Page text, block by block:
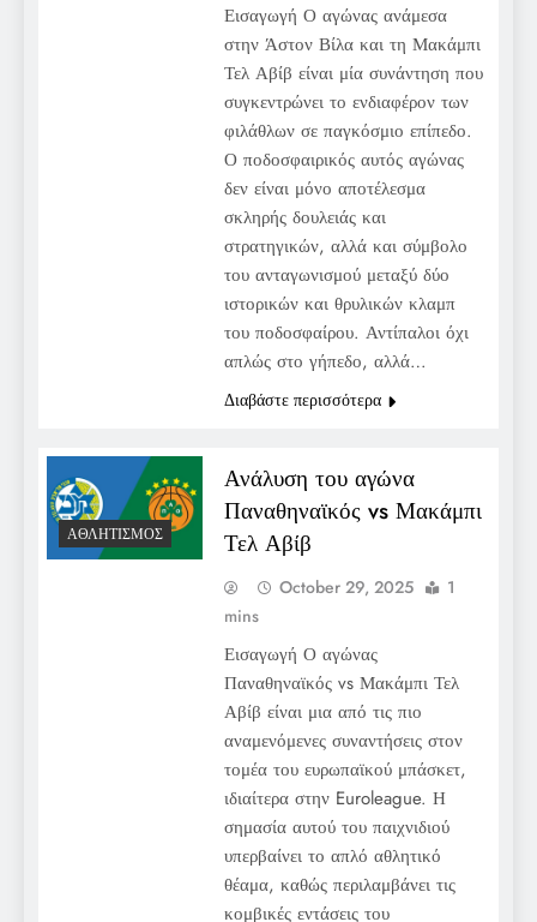
Εισαγωγή Ο αγώνας ανάμεσα
στην Άστον Βίλα και τη Μακάμπι
Τελ Αβίβ είναι μία συνάντηση που
συγκεντρώνει το ενδιαφέρον των
φιλάθλων σε παγκόσμιο επίπεδο.
Ο ποδοσφαιρικός αυτός αγώνας
δεν είναι μόνο αποτέλεσμα
σκληρής δουλειάς και
στρατηγικών, αλλά και σύμβολο
του ανταγωνισμού μεταξύ δύο
ιστορικών και θρυλικών κλαμπ
του ποδοσφαίρου. Αντίπαλοι όχι
απλώς στο γήπεδο, αλλά…
Διαβάστε περισσότερα
ΑΘΛΗΤΙΣΜΌΣ
Ανάλυση του αγώνα
Παναθηναϊκός vs Μακάμπι
Τελ Αβίβ
October 29, 2025
1
mins
Εισαγωγή Ο αγώνας
Παναθηναϊκός vs Μακάμπι Τελ
Αβίβ είναι μια από τις πιο
αναμενόμενες συναντήσεις στον
τομέα του ευρωπαϊκού μπάσκετ,
ιδιαίτερα στην Euroleague. Η
σημασία αυτού του παιχνιδιού
υπερβαίνει το απλό αθλητικό
θέαμα, καθώς περιλαμβάνει τις
κομβικές εντάσεις του